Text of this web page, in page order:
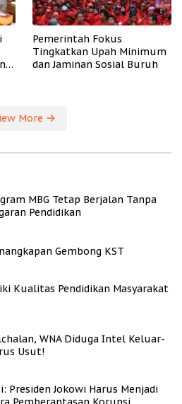
Pemerintah Fokus
Tingkatkan Upah Minimum
dan Jaminan Sosial Buruh
More
MBG Tetap Berjalan Tanpa
Pendidikan
Gembong KST
Kualitas Pendidikan Masyarakat
WNA Diduga Intel Keluar-
Usut!
Presiden Jokowi Harus Menjadi